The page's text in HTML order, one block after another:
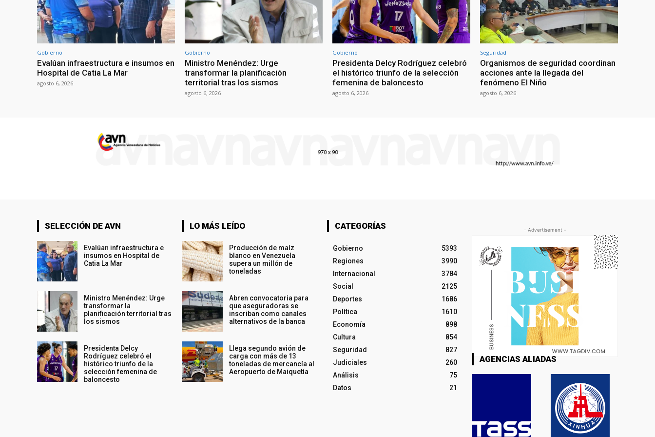
Gobierno
Evalúan infraestructura e insumos en
Hospital de Catia La Mar
agosto 6, 2026
Gobierno
Ministro Menéndez: Urge
transformar la planificación
territorial tras los sismos
agosto 6, 2026
Gobierno
Presidenta Delcy Rodríguez celebró
el histórico triunfo de la selección
femenina de baloncesto
agosto 6, 2026
Seguridad
Organismos de seguridad coordinan
acciones ante la llegada del
fenómeno El Niño
agosto 6, 2026
SELECCIÓN DE AVN
Evalúan infraestructura e
insumos en Hospital de
Catia La Mar
Ministro Menéndez: Urge
transformar la
planificación territorial tras
los sismos
Presidenta Delcy
Rodríguez celebró el
histórico triunfo de la
selección femenina de
baloncesto
LO MÁS LEÍDO
Producción de maíz
blanco en Venezuela
supera un millón de
toneladas
Abren convocatoria para
que aseguradoras se
inscriban como canales
alternativos de la banca
Llega segundo avión de
carga con más de 13
toneladas de mercancía al
Aeropuerto de Maiquetía
CATEGORÍAS
Gobierno
5393
Regiones
3990
Internacional
3784
Social
2125
Deportes
1686
Política
1610
Economía
898
Cultura
854
Seguridad
827
Judiciales
260
Análisis
75
Datos
21
- Advertisement -
AGENCIAS ALIADAS